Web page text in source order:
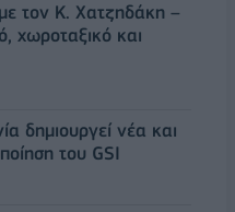
τον Κ. Χατζηδάκη –
χωροταξικό και
δημιουργεί νέα και
του GSI